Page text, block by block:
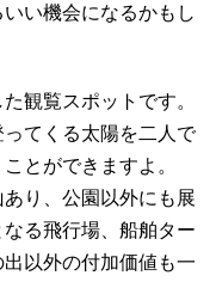
い機会になるかもし
観覧スポットです。
てくる太陽を二人で
とができますよ。
り、公園以外にも展
る飛行場、船舶ター
以外の付加価値も一